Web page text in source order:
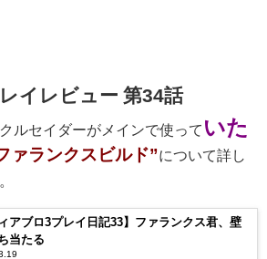
イレビュー 第34話
ルセイダーがメインで使って いた
ァランクスビルド”について詳し
ィアブロ3プレイ日記33】ファランクス君、壁
当たる